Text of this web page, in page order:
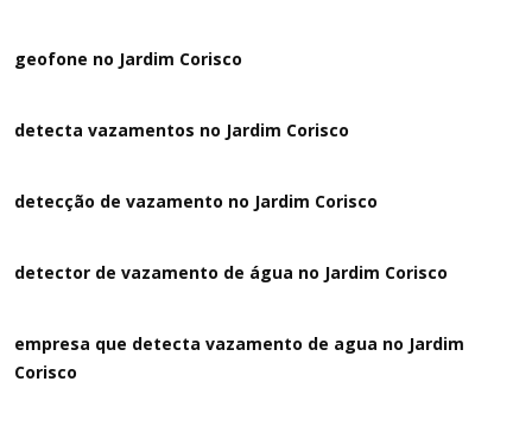
geofone no Jardim Corisco
detecta vazamentos no Jardim Corisco
detecção de vazamento no Jardim Corisco
detector de vazamento de água no Jardim Corisco
empresa que detecta vazamento de agua no Jardim
Corisco